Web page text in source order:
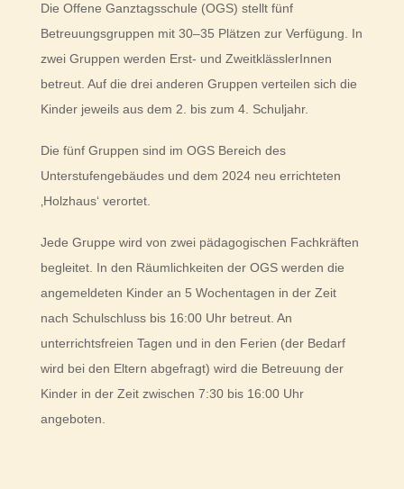
Die Offene Ganztagsschule (OGS) stellt fünf
Betreuungsgruppen mit 30–35 Plätzen zur Verfügung. In
zwei Gruppen werden Erst- und ZweitklässlerInnen
betreut. Auf die drei anderen Gruppen verteilen sich die
Kinder jeweils aus dem 2. bis zum 4. Schuljahr.
Die fünf Gruppen sind im OGS Bereich des
Unterstufengebäudes und dem 2024 neu errichteten
‚Holzhaus‘ verortet.
Jede Gruppe wird von zwei pädagogischen Fachkräften
begleitet. In den Räumlichkeiten der OGS werden die
angemeldeten Kinder an 5 Wochentagen in der Zeit
nach Schulschluss bis 16:00 Uhr betreut. An
unterrichtsfreien Tagen und in den Ferien (der Bedarf
wird bei den Eltern abgefragt) wird die Betreuung der
Kinder in der Zeit zwischen 7:30 bis 16:00 Uhr
angeboten.